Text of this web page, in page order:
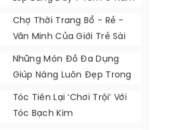
Cực
Chợ Thời Trang Bổ - Rẻ -
Văn Minh Của Giới Trẻ Sài
Gòn
Những Món Đồ Đa Dụng
Giúp Nàng Luôn Đẹp Trong
Mùa Đông Lạnh
Tóc Tiên Lại ‘chơi Trội’ Với
Tóc Bạch Kim